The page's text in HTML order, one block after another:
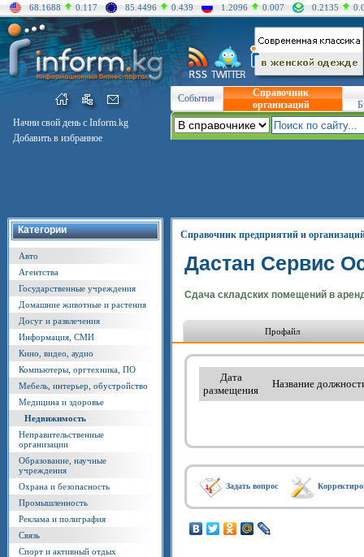
68.1688 0.117 85.4496 0.439 1.2096 0.007 0.2135
Начни свой день с Inform.kg
Добавить в избранное
События
Справочник
организаций
Категории
Авто
Агентства
Государственные учреждения
Домашние животные и растения
Досуг и развлечения
Информация, СМИ
Кино, видео, аудио
Компьютеры, оргтехника, ПО
Мебель, интерьер, обустройство
Медицина и здоровье
Недвижимость
Неправительственные
организации
Образование, научные
учреждения
Охрана и безопасность
Промышленность
Реклама и полиграфия
Связь
Спорт и активный отдых
Справочник предприятий и
Дастан Сервис
Сдача складских помещений в
Профайл
Дата
размещения
Название
Задать вопрос